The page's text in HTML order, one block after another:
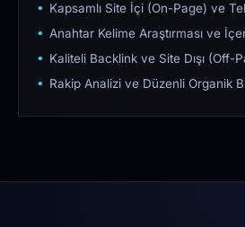
Kapsamlı Site İçi (On-Page) ve
Anahtar Kelime Araştırması ve
Kaliteli Backlink ve Site Dışı (Off-
Rakip Analizi ve Düzenli Organik